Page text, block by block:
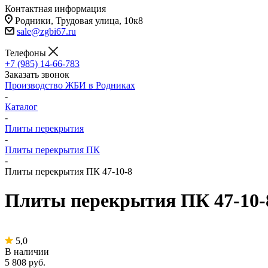
Контактная информация
Родники, Трудовая улица, 10к8
sale@zgbi67.ru
Телефоны
+7 (985) 14-66-783
Заказать звонок
Производство ЖБИ в Родниках
-
Каталог
-
Плиты перекрытия
-
Плиты перекрытия ПК
-
Плиты перекрытия ПК 47-10-8
Плиты перекрытия ПК 47-
5,0
В наличии
5 808 руб.